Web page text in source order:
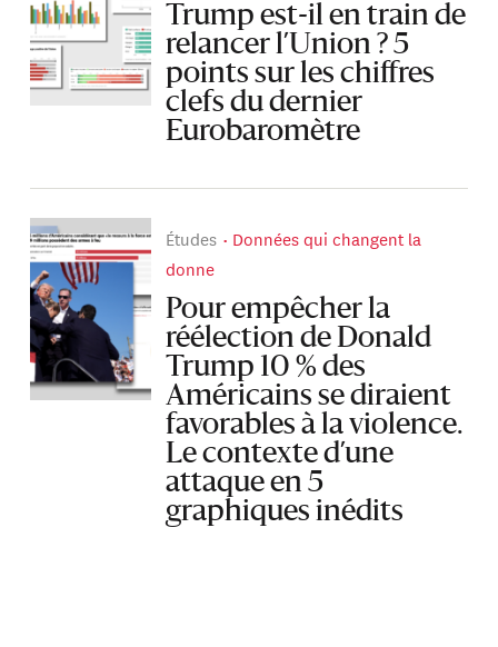
Trump est-il en train de
relancer l’Union ? 5
points sur les chiffres
clefs du dernier
Eurobaromètre
Études
Données qui changent la
donne
Pour empêcher la
réélection de Donald
Trump 10 % des
Américains se diraient
favorables à la violence.
Le contexte d’une
attaque en 5
graphiques inédits